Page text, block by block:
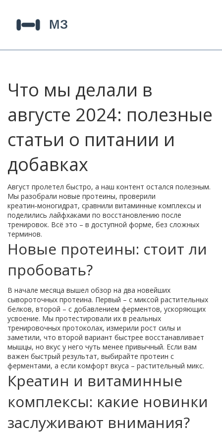
Что мы делали в
августе 2024: полезные
статьи о питании и
добавках
Август пролетел быстро, а наш контент остался полезным.
Мы разобрали новые протеины, проверили
креатин‑моногидрат, сравнили витаминные комплексы и
поделились лайфхаками по восстановлению после
тренировок. Всё это – в доступной форме, без сложных
терминов.
Новые протеины: стоит ли
пробовать?
В начале месяца вышел обзор на два новейших
сывороточных протеина. Первый – с миксой растительных
белков, второй – с добавлением ферментов, ускоряющих
усвоение. Мы протестировали их в реальных
тренировочных протоколах, измерили рост силы и
заметили, что второй вариант быстрее восстанавливает
мышцы, но вкус у него чуть менее привычный. Если вам
важен быстрый результат, выбирайте протеин с
ферментами, а если комфорт вкуса – растительный микс.
Креатин и витаминные
комплексы: какие новинки
заслуживают внимания?